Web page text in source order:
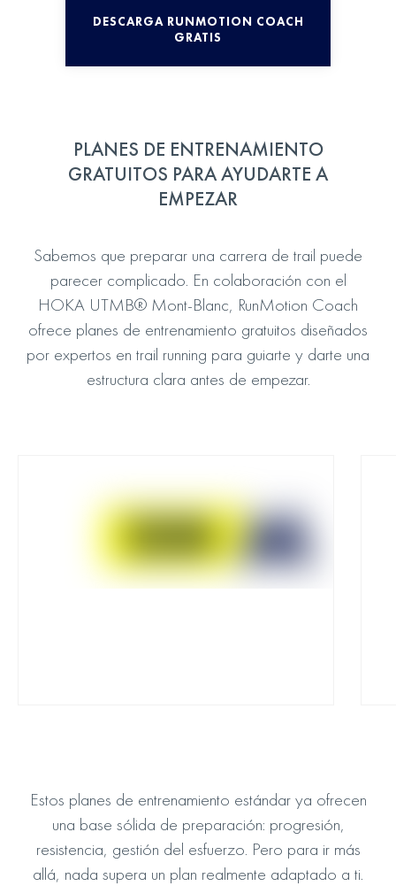
DESCARGA RUNMOTION COACH
GRATIS
PLANES DE ENTRENAMIENTO
GRATUITOS PARA AYUDARTE A
EMPEZAR
Sabemos que preparar una carrera de trail puede
parecer complicado. En colaboración con el
HOKA UTMB® Mont-Blanc, RunMotion Coach
ofrece planes de entrenamiento gratuitos diseñados
por expertos en trail running para guiarte y darte una
estructura clara antes de empezar.
Descarga el plan:
Estos planes de entrenamiento estándar ya ofrecen
una base sólida de preparación: progresión,
resistencia, gestión del esfuerzo. Pero para ir más
allá, nada supera un plan realmente adaptado a ti.